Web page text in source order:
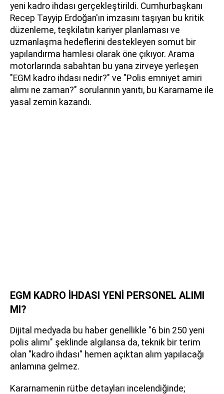
yeni kadro ihdası gerçekleştirildi. Cumhurbaşkanı
Recep Tayyip Erdoğan'ın imzasını taşıyan bu kritik
düzenleme, teşkilatın kariyer planlaması ve
uzmanlaşma hedeflerini destekleyen somut bir
yapılandırma hamlesi olarak öne çıkıyor. Arama
motorlarında sabahtan bu yana zirveye yerleşen
"EGM kadro ihdası nedir?" ve "Polis emniyet amiri
alımı ne zaman?" sorularının yanıtı, bu Kararname ile
yasal zemin kazandı.
EGM KADRO İHDASI YENİ PERSONEL ALIMI
MI?
Dijital medyada bu haber genellikle "6 bin 250 yeni
polis alımı" şeklinde algılansa da, teknik bir terim
olan "kadro ihdası" hemen açıktan alım yapılacağı
anlamına gelmez.
Kararnamenin rütbe detayları incelendiğinde;